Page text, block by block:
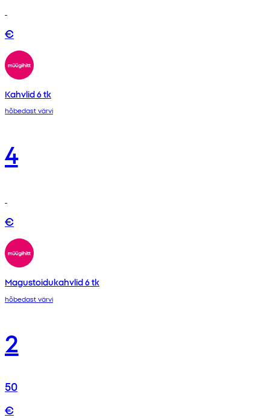
€
Kahvlid 6 tk
hõbedast värvi
4
€
Magustoidukahvlid 6 tk
hõbedast värvi
2
50
€